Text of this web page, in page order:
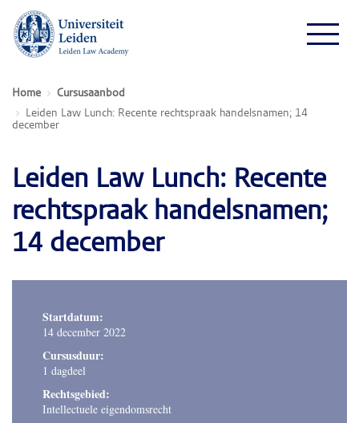
Home
Cursusaanbod
Leiden Law Lunch: Recente rechtspraak handelsnamen; 14
december
Leiden Law Lunch: Recente
rechtspraak handelsnamen;
14 december
Startdatum:
14 december 2022
Cursusduur:
1 dagdeel
Rechtsgebied:
Intellectuele eigendomsrecht